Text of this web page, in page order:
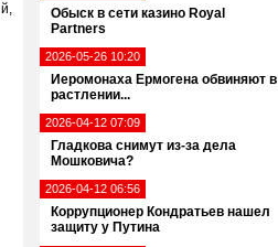
Обыск в сети казино Royal
Partners
2026-05-26 10:20
Иеромонаха Ермогена обвиняют в
растлении...
2026-04-12 07:09
Гладкова снимут из-за дела
Мошковича?
2026-04-12 06:56
Коррупционер Кондратьев нашел
защиту у Путина